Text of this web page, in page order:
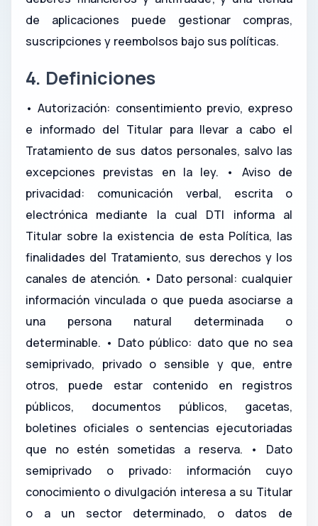
de aplicaciones puede gestionar compras,
suscripciones y reembolsos bajo sus políticas.
4. Definiciones
• Autorización: consentimiento previo, expreso
e informado del Titular para llevar a cabo el
Tratamiento de sus datos personales, salvo las
excepciones previstas en la ley. • Aviso de
privacidad: comunicación verbal, escrita o
electrónica mediante la cual DTI informa al
Titular sobre la existencia de esta Política, las
finalidades del Tratamiento, sus derechos y los
canales de atención. • Dato personal: cualquier
información vinculada o que pueda asociarse a
una persona natural determinada o
determinable. • Dato público: dato que no sea
semiprivado, privado o sensible y que, entre
otros, puede estar contenido en registros
públicos, documentos públicos, gacetas,
boletines oficiales o sentencias ejecutoriadas
que no estén sometidas a reserva. • Dato
semiprivado o privado: información cuyo
conocimiento o divulgación interesa a su Titular
o a un sector determinado, o datos de